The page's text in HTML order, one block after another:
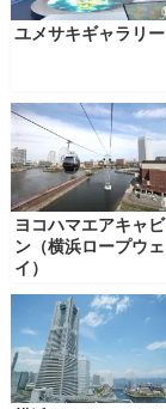
ユメサキギャラリー
ヨコハマエアキャビ
ン（横浜ロープウェ
イ）